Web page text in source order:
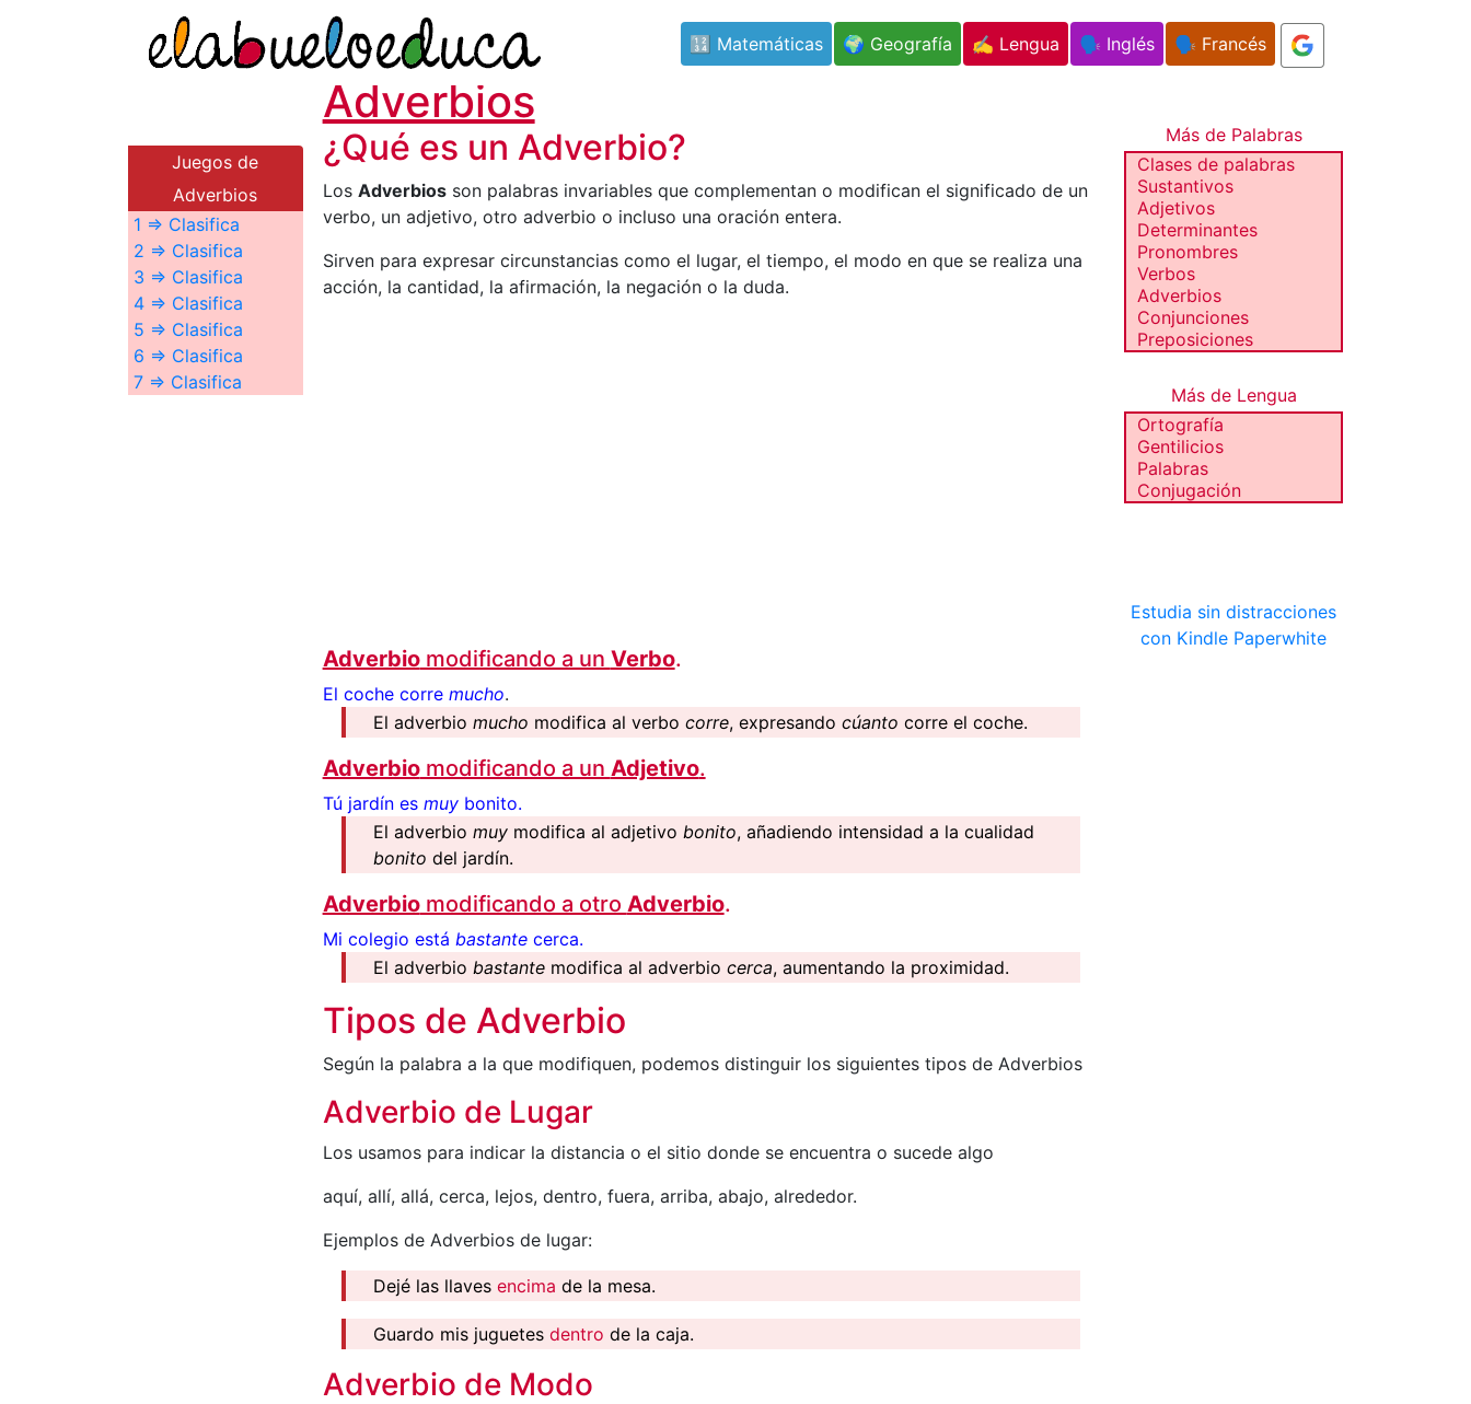
🔢 Matemáticas 🌍 Geografía ✍️ Lengua 🗣️ Inglés 🗣️ Francés
Adverbios
¿Qué es un Adverbio?
Los Adverbiosson palabras invariables que complementan o modifican el significado de un
verbo, un adjetivo, otro adverbio o incluso una oración entera.
Sirven para expresar circunstancias como el lugar, el tiempo, el modo en que se realiza una
acción, la cantidad, la afirmación, la negación o la duda.
Adverbiomodificando a un Verbo.
El coche corre mucho.
El adverbiomucho modifica al verbocorre, expresandocúanto corre el coche.
Adverbiomodificando a un Adjetivo.
Tú jardín es muybonito.
El adverbiomuy modifica al adjetivobonito, añadiendo intensidad a la cualidad
bonito del jardín.
Adverbiomodificando a otro Adverbio.
Mi colegio está bastantecerca.
El adverbiobastante modifica al adverbiocerca, aumentando la proximidad.
Tipos de Adverbio
Según la palabra a la que modifiquen, podemos distinguir los siguientes tipos de Adverbios
Adverbio de Lugar
Los usamos para indicar la distancia o el sitio donde se encuentra o sucede algo
aquí, allí, allá, cerca, lejos, dentro, fuera, arriba, abajo, alrededor.
Ejemplos de Adverbios de lugar:
Dejé las llavesencima de la mesa.
Guardo mis juguetesdentro de la caja.
Adverbio de Modo
Juegos de
Adverbios
1 ⇒ Clasifica
2 ⇒ Clasifica
3 ⇒ Clasifica
4 ⇒ Clasifica
5 ⇒ Clasifica
6 ⇒ Clasifica
7 ⇒ Clasifica
Más de Palabras
Clases de palabras
Sustantivos
Adjetivos
Determinantes
Pronombres
Verbos
Adverbios
Conjunciones
Preposiciones
Más de Lengua
Ortografía
Gentilicios
Palabras
Conjugación
Estudia sin distracciones
con Kindle Paperwhite